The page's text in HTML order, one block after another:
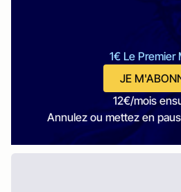
1€ Le Premier
JE
12€/mois
Annulez ou mettez en